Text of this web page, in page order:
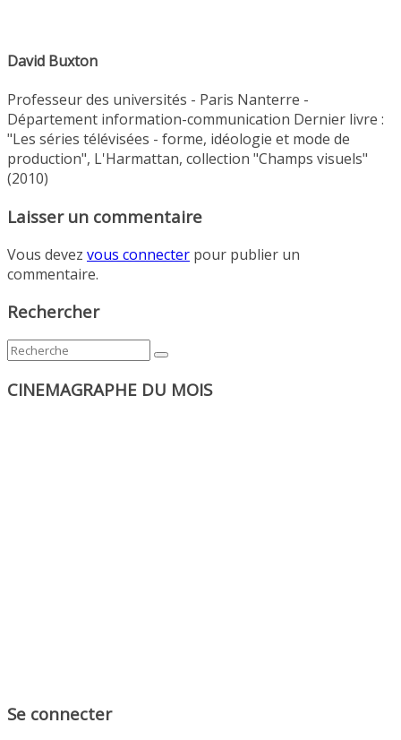
David Buxton
Professeur des universités - Paris Nanterre -
Département information-communication Dernier livre :
"Les séries télévisées - forme, idéologie et mode de
production", L'Harmattan, collection "Champs visuels"
(2010)
Laisser un commentaire
Vous devez vous connecter pour publier un
commentaire.
Rechercher
CINEMAGRAPHE DU MOIS
Se connecter